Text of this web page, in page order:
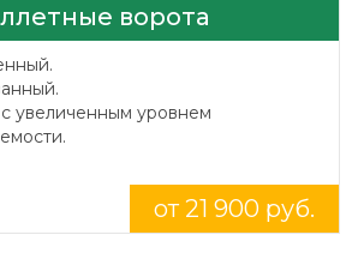
ворота
увеличенным уровнем
от 21 900 руб.